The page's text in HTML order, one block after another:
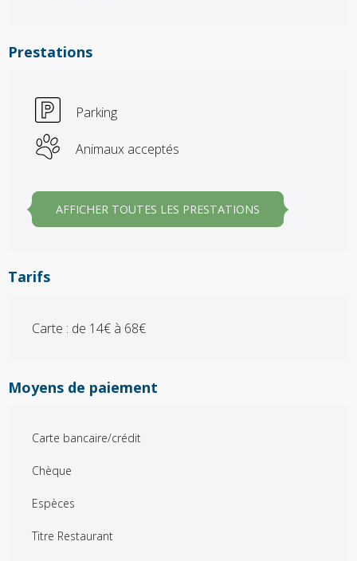
Prestations
Parking
Animaux acceptés
AFFICHER TOUTES LES PRESTATIONS
Tarifs
Carte : de 14€ à 68€
Moyens de paiement
Carte bancaire/crédit
Chèque
Espèces
Titre Restaurant